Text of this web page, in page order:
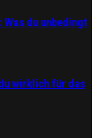
Was du unbedingt
wirklich für das